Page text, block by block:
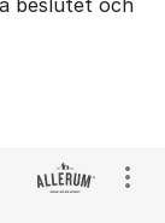
beslutet och